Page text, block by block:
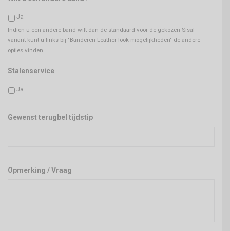
Ja
Indien u een andere band wilt dan de standaard voor de gekozen Sisal
variant kunt u links bij "Banderen Leather look mogelijkheden" de andere
opties vinden.
Stalenservice
Ja
Gewenst terugbel tijdstip
Opmerking / Vraag